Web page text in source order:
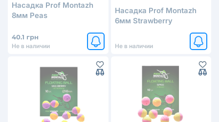
Насадка Prof Montazh
8мм Peas
40.1 грн
Не в наличии
Насадка Prof Montazh
6мм Strawberry
Не в наличии